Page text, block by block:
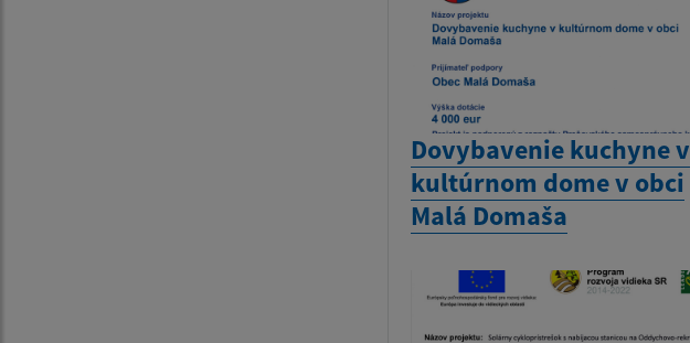
Dovybavenie kuchyne v
kultúrnom dome v obci
Malá Domaša